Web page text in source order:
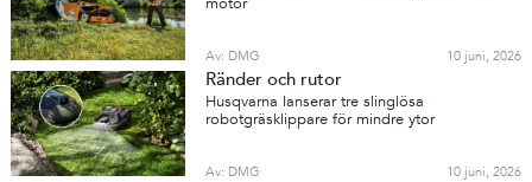
Av: DMG 10 juni, 2026
Ränder och rutor
Husqvarna lanserar tre slinglösa
robotgräsklippare för mindre ytor
Av: DMG 10 juni, 2026